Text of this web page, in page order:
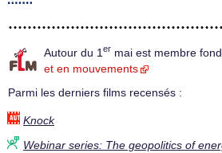
Autour du 1 er mai est membre
et en mouvements
Parmi les derniers films recensés :
Knock
Webinar series: The geopolitics of